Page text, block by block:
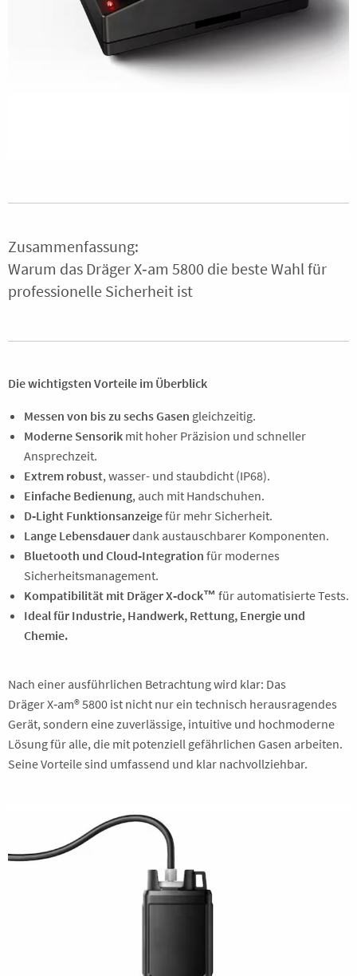
Zusammenfassung:
Warum das Dräger X‑am 5800 die beste Wahl für
professionelle Sicherheit ist
Die wichtigsten Vorteile im Überblick
Messen von bis zu sechs Gasen gleichzeitig.
Moderne Sensorik mit hoher Präzision und schneller
Ansprechzeit.
Extrem robust, wasser- und staubdicht (IP68).
Einfache Bedienung, auch mit Handschuhen.
D‑Light Funktionsanzeigefür mehr Sicherheit.
Lange Lebensdauerdank austauschbarer Komponenten.
Bluetooth und Cloud‑Integration für modernes
Sicherheitsmanagement.
Kompatibilität mit Dräger X‑dock™ für automatisierte Tests.
Ideal für Industrie, Handwerk, Rettung, Energie und
Chemie.
Nach einer ausführlichen Betrachtung wird klar: Das
Dräger X‑am® 5800 ist nicht nur ein technisch herausragendes
Gerät, sondern eine zuverlässige, intuitive und hochmoderne
Lösung für alle, die mit potenziell gefährlichen Gasen arbeiten.
Seine Vorteile sind umfassend und klar nachvollziehbar.